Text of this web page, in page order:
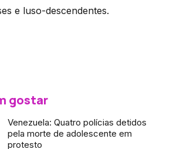
e luso-descendentes.
gostar
Venezuela: Quatro polícias detidos
pela morte de adolescente em
protesto